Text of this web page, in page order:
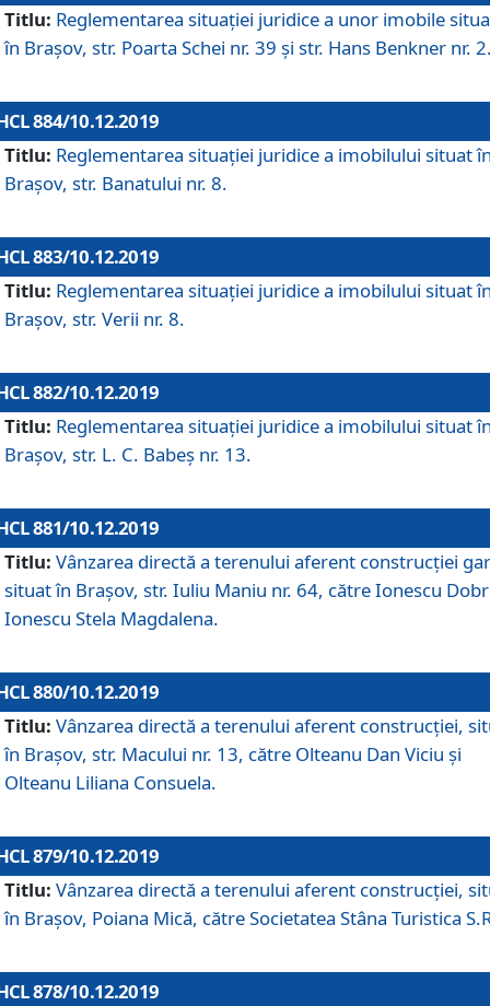
Titlu: Reglementarea situației juridice a unor imobile
în Brașov, str. Poarta Schei nr. 39 și str. Hans Benkner nr.
884/10.12.2019
Titlu: Reglementarea situației juridice a imobilului situat
Brașov, str. Banatului nr. 8.
883/10.12.2019
Titlu: Reglementarea situației juridice a imobilului situat
Brașov, str. Verii nr. 8.
882/10.12.2019
Titlu: Reglementarea situației juridice a imobilului situat
Brașov, str. L. C. Babeș nr. 13.
881/10.12.2019
Titlu: Vânzarea directă a terenului aferent construcției
situat în Brașov, str. Iuliu Maniu nr. 64, către Ionescu
Ionescu Stela Magdalena.
880/10.12.2019
Titlu: Vânzarea directă a terenului aferent construcției,
în Brașov, str. Macului nr. 13, către Olteanu Dan Viciu și
Olteanu Liliana Consuela.
879/10.12.2019
Titlu: Vânzarea directă a terenului aferent construcției,
în Brașov, Poiana Mică, către Societatea Stâna Turistica
878/10.12.2019